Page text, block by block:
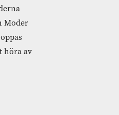
Moder
höra av